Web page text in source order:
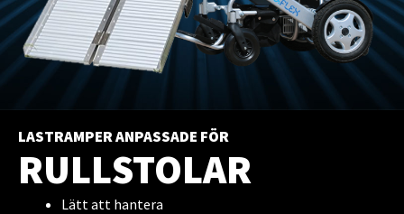
LASTRAMPER ANPASSADE FÖR
RULLSTOLAR
Lätt att hantera